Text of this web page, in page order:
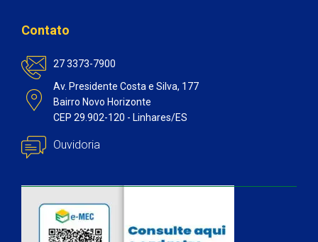
Contato
27 3373-7900
Av. Presidente Costa e Silva, 177
Bairro Novo Horizonte
CEP 29.902-120 - Linhares/ES
Ouvidoria